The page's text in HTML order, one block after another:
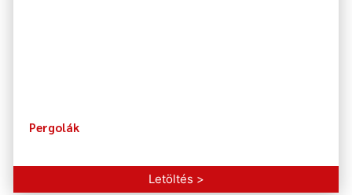
Pergolák
Letöltés >